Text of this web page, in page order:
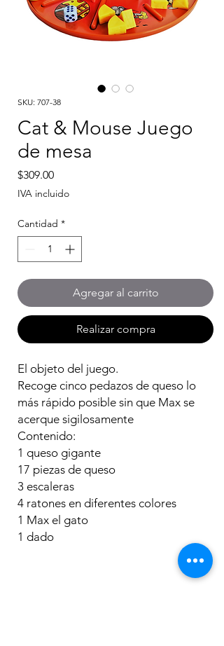
SKU: 707-38
Cat & Mouse Juego
de mesa
$309.00Precio
IVA incluido
Cantidad *
Agregar al carrito
Realizar compra
El objeto del juego.
Recoge cinco pedazos de queso lo
más rápido posible sin que Max se
acerque sigilosamente
Contenido:
1 queso gigante
17 piezas de queso
3 escaleras
4 ratones en diferentes colores
1 Max el gato
1 dado